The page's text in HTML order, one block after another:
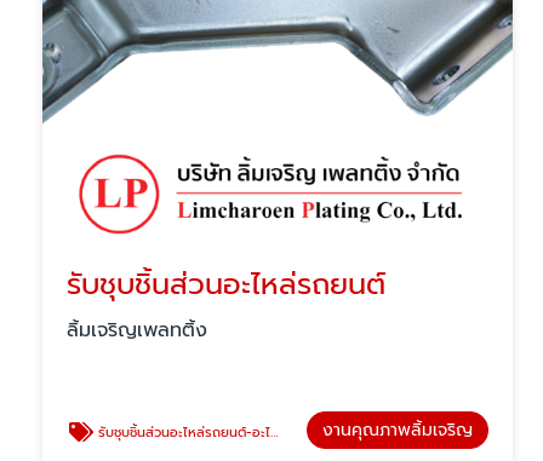
รับชุบชิ้นส่วนอะไหล่รถยนต์
ลิ้มเจริญเพลทติ้ง
รับชุบชิ้นส่วนอะไหล่รถยนต์-อะไหล่มอเตอร์ไซค์-อะไหล่จักรยาน งานคุณภาพลิ้มเจริญ